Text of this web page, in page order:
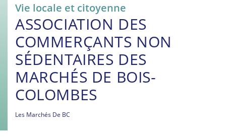
Vie locale et citoyenne
ASSOCIATION DES
COMMERÇANTS NON
SÉDENTAIRES DES
MARCHÉS DE BOIS-
COLOMBES
Les Marchés De BC